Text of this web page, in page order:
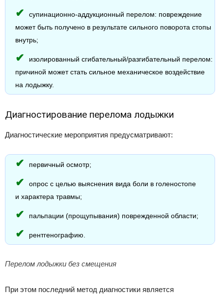
супинационно-аддукционный перелом: повреждение
может быть получено в результате сильного поворота стопы
внутрь;
изолированный сгибательный/разгибательный перелом:
причиной может стать сильное механическое воздействие
на лодыжку.
Диагностирование перелома лодыжки
Диагностические мероприятия предусматривают:
первичный осмотр;
опрос с целью выяснения вида боли в голеностопе
и характера травмы;
пальпации (прощупывания) поврежденной области;
рентгенографию.
Перелом лодыжки без смещения
При этом последний метод диагностики является